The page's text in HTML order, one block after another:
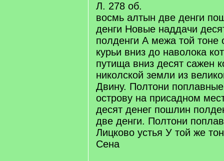
Л. 278 об.
восмь алтын две денги
денги Новые наддачи
полденги А межа той тоне
курьи вниз до наволока
путища вниз десят сажен
николской земли из
Двину. Полтони
острову на присадном
десят денег пошлин
две денги. Полтони
Лицково устья У той же
Сена